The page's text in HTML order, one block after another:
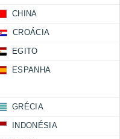
CHINA
CROÁCIA
EGITO
ESPANHA
GRÉCIA
INDONÉSIA